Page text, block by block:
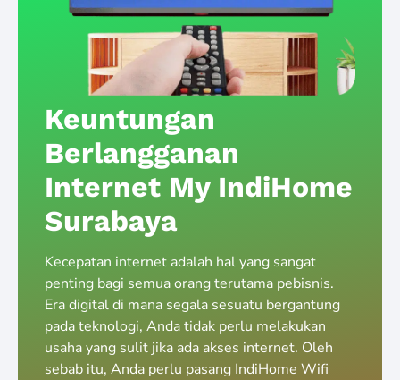
Keuntungan
Berlangganan
Internet My IndiHome
Surabaya
Kecepatan internet adalah hal yang sangat
penting bagi semua orang terutama pebisnis.
Era digital di mana segala sesuatu bergantung
pada teknologi, Anda tidak perlu melakukan
usaha yang sulit jika ada akses internet. Oleh
sebab itu, Anda perlu pasang IndiHome Wifi